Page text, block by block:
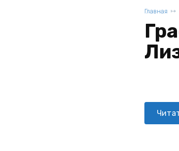
Главная